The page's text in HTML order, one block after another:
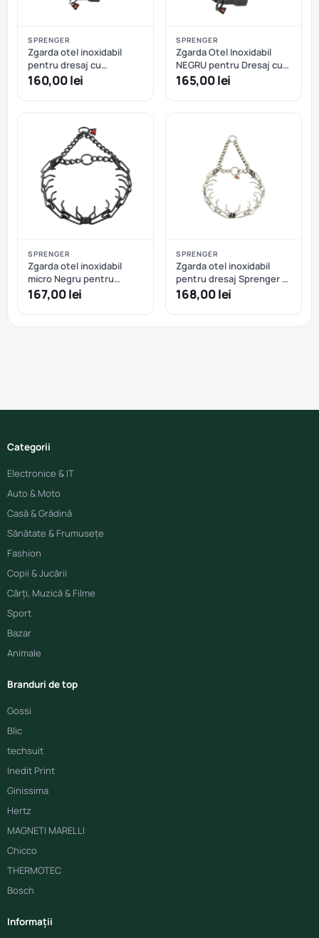
SPRENGER
Zgarda otel inoxidabil
pentru dresaj cu
catarama rapida Hermann
Sprenger - 52cm
160,00 lei
SPRENGER
Zgarda Otel Inoxidabil
NEGRU pentru Dresaj cu
Catarama Rapida
Hermann Sprenger 58 cm
165,00 lei
SPRENGER
Zgarda otel inoxidabil
micro Negru pentru
dresaj Hermann Sprenger
– 41 cm
167,00 lei
SPRENGER
Zgarda otel inoxidabil
pentru dresaj Sprenger -
58 cm - 3.2 mm
168,00 lei
Categorii
Electronice & IT
Auto & Moto
Casă & Grădină
Sănătate & Frumusețe
Fashion
Copii & Jucării
Cărți, Muzică & Filme
Sport
Bazar
Animale
Branduri de top
Gossi
Blic
techsuit
Inedit Print
Ginissima
Hertz
MAGNETI MARELLI
Chicco
THERMOTEC
Bosch
Informații